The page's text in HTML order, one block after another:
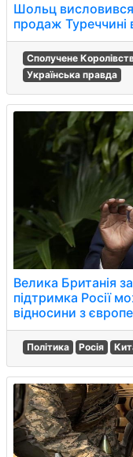
Шольц
продаж Туреччині
Сполучене
Українська правда
Велика Британія
підтримка Росії
відносини з
Політика Росія